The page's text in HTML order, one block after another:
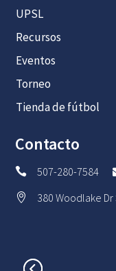
UPSL
Recursos
Eventos
Torneo
Tienda de fútbol
Contacto
 507-280-7584
 380 Woodlake